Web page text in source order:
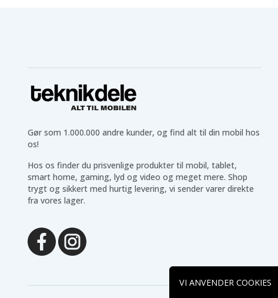
Gør som 1.000.000 andre kunder, og find alt til din mobil hos
os!
Hos os finder du prisvenlige produkter til mobil, tablet,
smart home, gaming, lyd og video og meget mere. Shop
trygt og sikkert med hurtig levering, vi sender varer direkte
fra vores lager.
VI ANVENDER COOKIES